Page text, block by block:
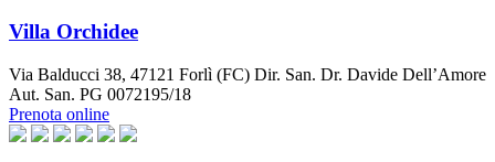
Villa Orchidee
Via Balducci 38, 47121 Forlì (FC) Dir. San. Dr. Davide Dell’Amore
Aut. San. PG 0072195/18
Prenota online